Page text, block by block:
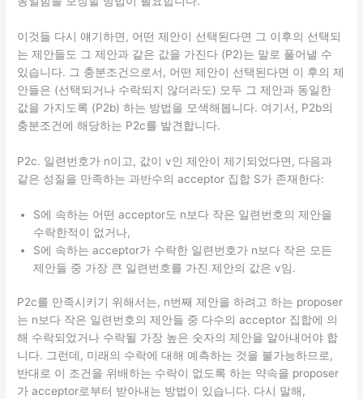
이것들 다시 얘기하면, 어떤 제안이 선택된다면 그 이후의 선택되
는 제안들도 그 제안과 같은 값을 가진다 (P2)는 말로 풀어낼 수
있습니다. 그 충분조건으로서, 어떤 제안이 선택된다면 이 후의 제
안들은 (선택되거나 수락되지 않더라도) 모두 그 제안과 동일한
값을 가지도록 (P2b) 하는 방법을 모색해봅니다. 여기서, P2b의
충분조건에 해당하는 P2c를 발견합니다.
P2c. 일련번호가 n이고, 값이 v인 제안이 제기되었다면, 다음과
같은 성질을 만족하는 과반수의 acceptor 집합 S가 존재한다:
S에 속하는 어떤 acceptor도 n보다 작은 일련번호의 제안을
수락한적이 없거나,
S에 속하는 acceptor가 수락한 일련번호가 n보다 작은 모든
제안들 중 가장 큰 일련번호를 가진 제안의 값은 v임.
P2c를 만족시키기 위해서는, n번째 제안을 하려고 하는 proposer
는 n보다 작은 일련번호의 제안들 중 다수의 acceptor 집합에 의
해 수락되었거나 수락될 가장 높은 숫자의 제안을 알아내어야 합
니다. 그런데, 미래의 수락에 대해 예측하는 것을 불가능하므로,
반대로 이 조건을 위배하는 수락이 없도록 하는 약속을 proposer
가 acceptor로부터 받아내는 방법이 있습니다. 다시 말해,